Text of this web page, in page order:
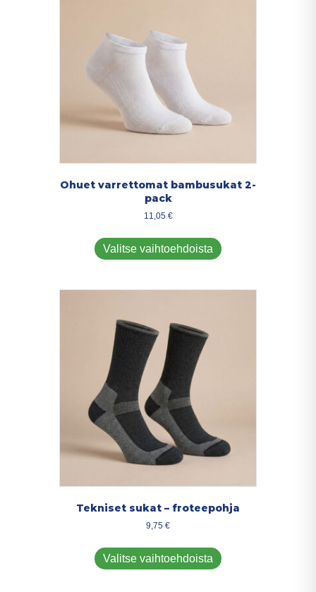
Ohuet varrettomat bambusukat 2-
pack
11,05 €
Valitse vaihtoehdoista
tuotteella
muunnelma.
Tekniset sukat – froteepohja
9,75 €
Valitse vaihtoehdoista
tuotteella